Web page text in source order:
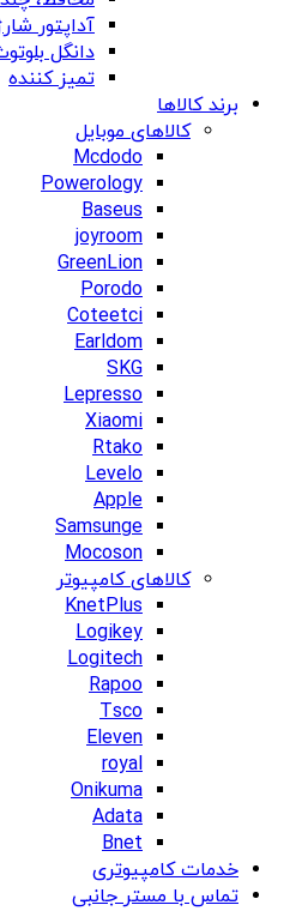
آداپتور
دانگل
تمیز کننده
برند کالاها
کالاهای موبایل
Mcdodo
Powerology
Baseus
joyroom
GreenLion
Porodo
Coteetci
Earldom
SKG
Lepresso
Xiaomi
Rtako
Levelo
Apple
Samsunge
Mocoson
کالاهای کامپیوتر
KnetPlus
Logikey
Logitech
Rapoo
Tsco
Eleven
royal
Onikuma
Adata
Bnet
خدمات کامپیوتری
تماس با مستر جانبی